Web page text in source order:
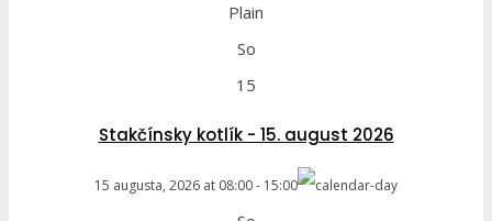
Plain
So
15
Stakčínsky kotlík - 15. august 2026
15 augusta, 2026 at 08:00- 15:00